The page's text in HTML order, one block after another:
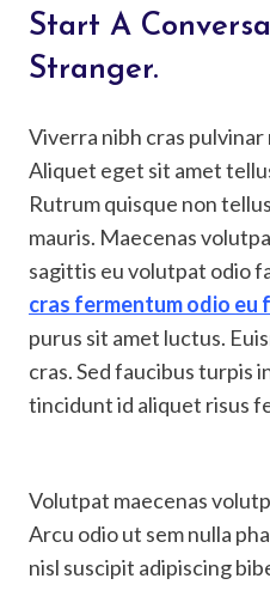
Start A
Stranger.
Viverra nibh cras
Aliquet eget sit amet
Rutrum quisque non
mauris. Maecenas
sagittis eu volutpat odio
cras fermentum odio eu
purus sit amet luctus.
cras. Sed faucibus turpis
tincidunt id aliquet risus
Volutpat maecenas
Arcu odio ut sem nulla
nisl suscipit adipiscing